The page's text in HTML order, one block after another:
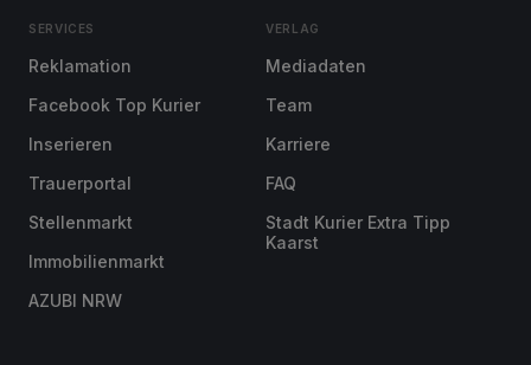
SERVICES
Reklamation
Facebook Top Kurier
Inserieren
Trauerportal
Stellenmarkt
Immobilienmarkt
AZUBI NRW
VERLAG
Mediadaten
Team
Karriere
FAQ
Stadt Kurier Extra Tipp
Kaarst